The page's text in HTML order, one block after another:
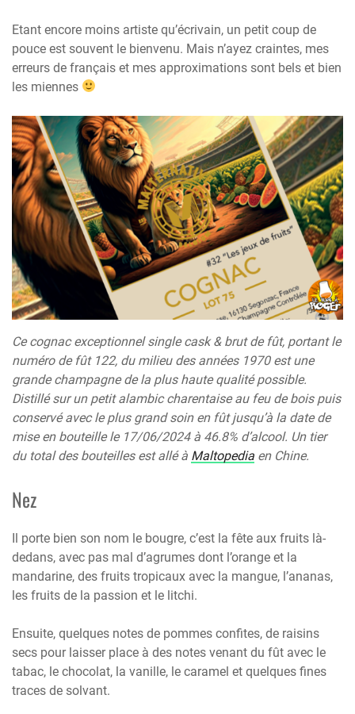
Etant encore moins artiste qu’écrivain, un petit coup de
pouce est souvent le bienvenu. Mais n’ayez craintes, mes
erreurs de français et mes approximations sont bels et bien
les miennes
Ce cognac exceptionnel single cask & brut de fût, portant le
numéro de fût 122, du milieu des années 1970 est une
grande champagne de la plus haute qualité possible.
Distillé sur un petit alambic charentaise au feu de bois puis
conservé avec le plus grand soin en fût jusqu’à la date de
mise en bouteille le 17/06/2024 à 46.8% d’alcool. Un tier
du total des bouteilles est allé à Maltopedia en Chine.
Nez
Il porte bien son nom le bougre, c’est la fête aux fruits là-
dedans, avec pas mal d’agrumes dont l’orange et la
mandarine, des fruits tropicaux avec la mangue, l’ananas,
les fruits de la passion et le litchi.
Ensuite, quelques notes de pommes confites, de raisins
secs pour laisser place à des notes venant du fût avec le
tabac, le chocolat, la vanille, le caramel et quelques fines
traces de solvant.